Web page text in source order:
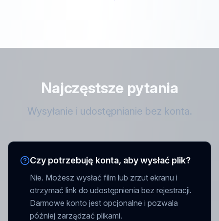
Najczęstsze pytania
Wysyłanie i udostępnianie bez konta.
Czy potrzebuję konta, aby wysłać plik?
Nie. Możesz wysłać film lub zrzut ekranu i
otrzymać link do udostępnienia bez rejestracji.
Darmowe konto jest opcjonalne i pozwala
później zarządzać plikami.